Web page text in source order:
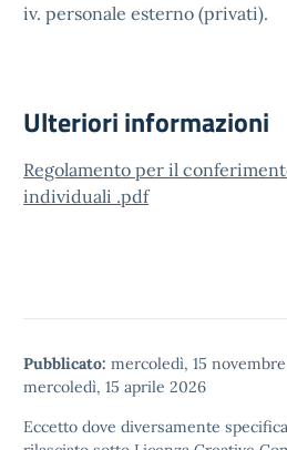
iv. personale esterno (privati).
Ulteriori informazioni
Regolamento per il
individuali .pdf
Pubblicato: mercoledì, 15
mercoledì, 15 aprile 2026
Eccetto dove diversamente